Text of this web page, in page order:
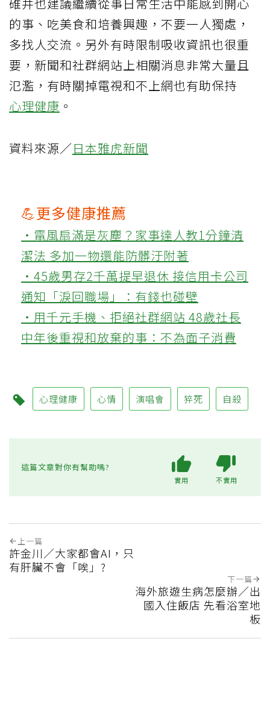
的事、吃美食和培養興趣，不要一人獨處，
多找人交流。另外有時限制吸收資訊也很重
要，新聞和社群網站上相關消息非常大量且
氾濫，有時關掉電視和不上網也有助保持
心理健康 。
資料來源／日本雅虎新聞
💪更多健康推薦
‧電風扇滿是灰塵？家事達人教1分鐘清
潔法 多加一物還能防髒汙附著
‧45歲男存2千萬提早退休 接信用卡公司
通知「淚回職場」：有錢也碰壁
‧用千元手機、拒絕社群網站 48歲社長
中年後重視和放棄的事：不為面子消費
心理健康 心情 演唱會 猝死 自殺
這篇文章對你有幫助嗎?
實用 不實用
上一篇
許金川／大家都會AI，只
有肝臟不會「唉」?
下一篇
海外旅遊生病怎麼辦／出
國入住飯店 先看浴室地
板